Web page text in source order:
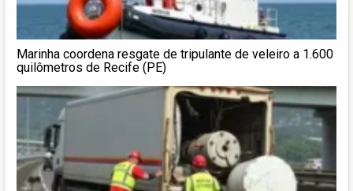
Marinha coordena resgate de tripulante de veleiro a 1.600
quilômetros de Recife (PE)